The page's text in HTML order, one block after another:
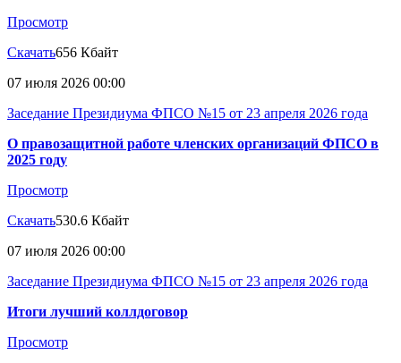
Просмотр
Скачать656 Кбайт
07 июля 2026 00:00
Заседание Президиума ФПСО №15 от 23 апреля 2026 года
О правозащитной работе членских организаций ФПСО в
2025 году
Просмотр
Скачать530.6 Кбайт
07 июля 2026 00:00
Заседание Президиума ФПСО №15 от 23 апреля 2026 года
Итоги лучший коллдоговор
Просмотр